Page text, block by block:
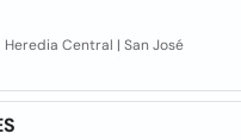
Central | San José